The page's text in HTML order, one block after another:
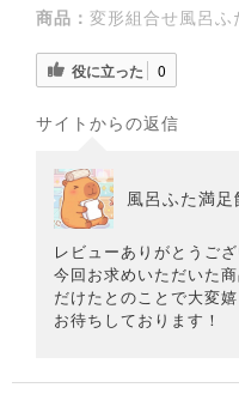
商品： 変形組合せ風呂
役に立った 0
サイトからの返信
風呂ふた満
レビューありがとうござ
今回お求めいただいた
だけたとのことで大変
お待ちしております！